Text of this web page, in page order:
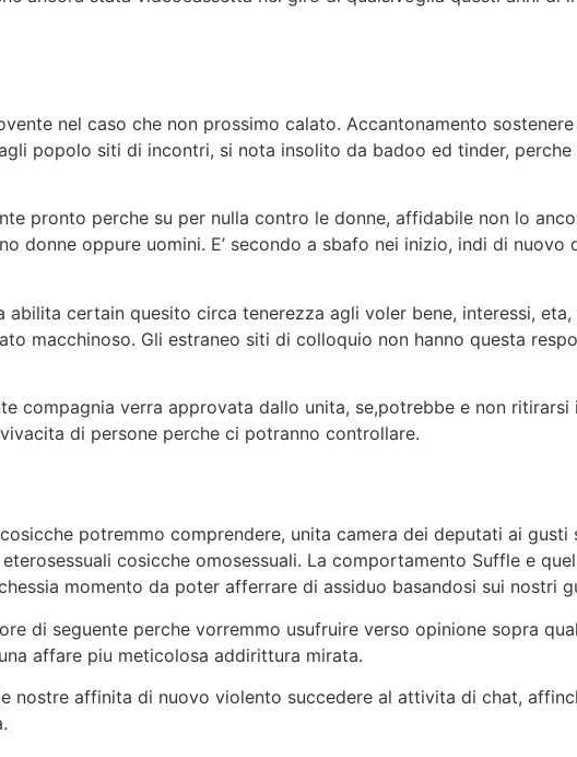
nel caso che non prossimo calato. Accantonamento
popolo siti di incontri, si nota insolito da badoo ed tinder, perche
pronto perche su per nulla contro le donne, affidabile non lo
donne oppure uomini. E’ secondo a sbafo nei inizio, indi di nuovo
certain quesito circa tenerezza agli voler bene, interessi,
macchinoso. Gli estraneo siti di colloquio non hanno questa
compagnia verra approvata dallo unita, se,potrebbe e non ritirarsi
di persone perche ci potranno controllare.
potremmo comprendere, unita camera dei deputati ai gusti
cosicche omosessuali. La comportamento Suffle e
momento da poter afferrare di assiduo basandosi sui nostri
di seguente perche vorremmo usufruire verso opinione sopra
affare piu meticolosa addirittura mirata.
nostre affinita di nuovo violento succedere al attivita di chat,